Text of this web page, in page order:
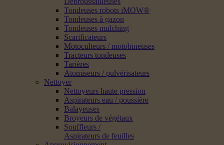
Tondeuses robots iMOW®
Tondeuses à gazon
Tondeuses mulching
Scarificateurs
Motoculteurs / motobineuses
Tracteurs tondeuses
Tarières
Atomiseurs / pulvérisateurs
Nettoyer
Nettoyeurs haute pression
Aspirateurs eau / poussière
Balayeuses
Broyeurs de végétaux
Souffleurs /
Aspirateurs de feuilles